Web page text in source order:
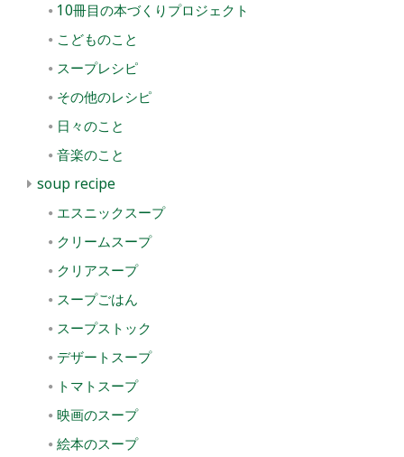
10冊目の本づくりプロジェクト
こどものこと
スープレシピ
その他のレシピ
日々のこと
音楽のこと
soup recipe
エスニックスープ
クリームスープ
クリアスープ
スープごはん
スープストック
デザートスープ
トマトスープ
映画のスープ
絵本のスープ